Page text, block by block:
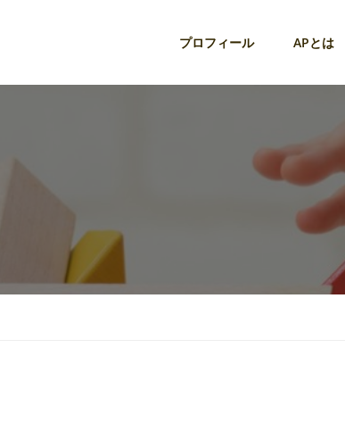
プロフィール APとは